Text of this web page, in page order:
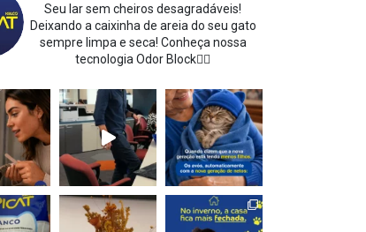
Seu lar sem cheiros desagradáveis!
Deixando a caixinha de areia do seu gato
sempre limpa e seca! Conheça nossa
tecnologia Odor Block👇🏻